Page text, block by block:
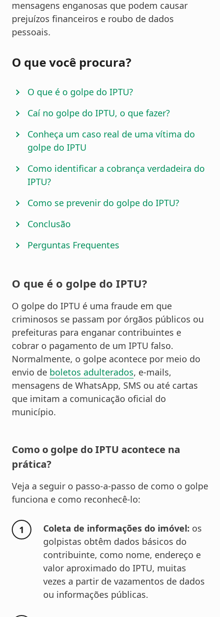
mensagens enganosas que podem causar
prejuízos financeiros e roubo de dados
pessoais.
O que você procura?
O que é o golpe do IPTU?
Caí no golpe do IPTU, o que fazer?
Conheça um caso real de uma vítima do
golpe do IPTU
Como identificar a cobrança verdadeira do
IPTU?
Como se prevenir do golpe do IPTU?
Conclusão
Perguntas Frequentes
O que é o golpe do IPTU?
O golpe do IPTU é uma fraude em que
criminosos se passam por órgãos públicos ou
prefeituras para enganar contribuintes e
cobrar o pagamento de um IPTU falso.
Normalmente, o golpe acontece por meio do
envio de boletos adulterados, e-mails,
mensagens de WhatsApp, SMS ou até cartas
que imitam a comunicação oficial do
município.
Como o golpe do IPTU acontece na
prática?
Veja a seguir o passo-a-passo de como o golpe
funciona e como reconhecê-lo:
Coleta de informações do imóvel: os
golpistas obtêm dados básicos do
contribuinte, como nome, endereço e
valor aproximado do IPTU, muitas
vezes a partir de vazamentos de dados
ou informações públicas.